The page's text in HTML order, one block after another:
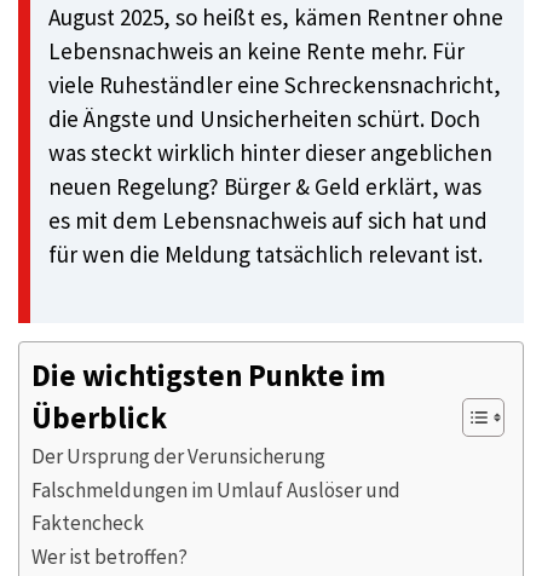
August 2025, so heißt es, kämen Rentner ohne
Lebensnachweis an keine Rente mehr. Für
viele Ruheständler eine Schreckensnachricht,
die Ängste und Unsicherheiten schürt. Doch
was steckt wirklich hinter dieser angeblichen
neuen Regelung? Bürger & Geld erklärt, was
es mit dem Lebensnachweis auf sich hat und
für wen die Meldung tatsächlich relevant ist.
Die wichtigsten Punkte im
Überblick
Der Ursprung der Verunsicherung
Falschmeldungen im Umlauf Auslöser und
Faktencheck
Wer ist betroffen?